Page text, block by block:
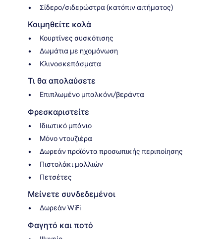
Σίδερο/σιδερώστρα (κατόπιν αιτήματος)
Κοιμηθείτε καλά
Κουρτίνες συσκότισης
Δωμάτια με ηχομόνωση
Κλινοσκεπάσματα
Τι θα απολαύσετε
Επιπλωμένο μπαλκόνι/βεράντα
Φρεσκαριστείτε
Ιδιωτικό μπάνιο
Μόνο ντουζιέρα
Δωρεάν προϊόντα προσωπικής περιποίησης
Πιστολάκι μαλλιών
Πετσέτες
Μείνετε συνδεδεμένοι
Δωρεάν WiFi
Φαγητό και ποτό